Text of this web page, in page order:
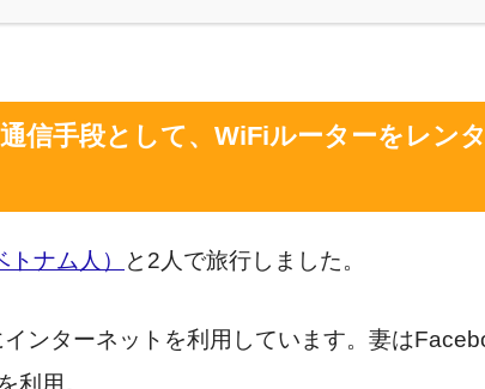
信手段として、WiFiルーターをレン
トナム人） と2人で旅行しました。
ンターネットを利用しています。妻は
利用。